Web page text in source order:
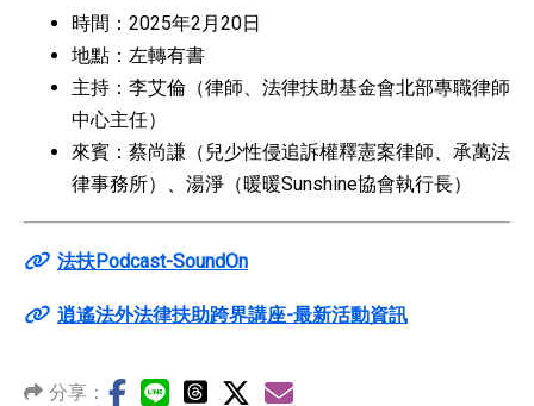
時間：2025年2月20日
地點：左轉有書
主持：李艾倫（律師、法律扶助基金會北部專職律師
中心主任）
來賓：蔡尚謙（兒少性侵追訴權釋憲案律師、承萬法
律事務所）、湯淨（暖暖Sunshine協會執行長）
法扶Podcast-SoundOn
逍遙法外法律扶助跨界講座-最新活動資訊
分享：